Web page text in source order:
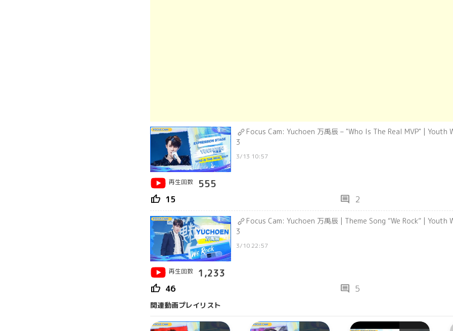
Focus Cam: Yuchoen 万禹辰 – "Who Is The Real MVP" | Youth
3
3/13 10:57
再生回数 555
thumb_up 15 comment 2
Focus Cam: Yuchoen 万禹辰 | Theme Song “We Rock” | Youth
3
3/10 22:57
再生回数 1,233
thumb_up 46 comment 5
関連動画プレイリスト